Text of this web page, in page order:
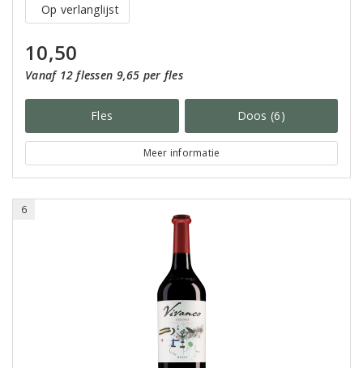
Op verlanglijst
10,50
Vanaf 12 flessen 9,65 per fles
Fles Doos (6)
Meer informatie
6